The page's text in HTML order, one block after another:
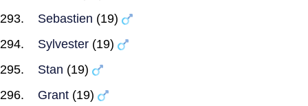
Sebastien (19)
Sylvester (19)
Stan (19)
Grant (19)